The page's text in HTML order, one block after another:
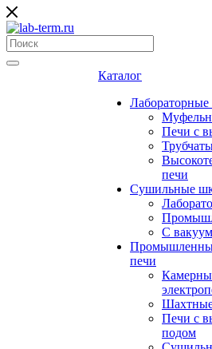
Каталог
Лабораторные
Печи с
печи
Сушильные
С
печи
Печи с
подом